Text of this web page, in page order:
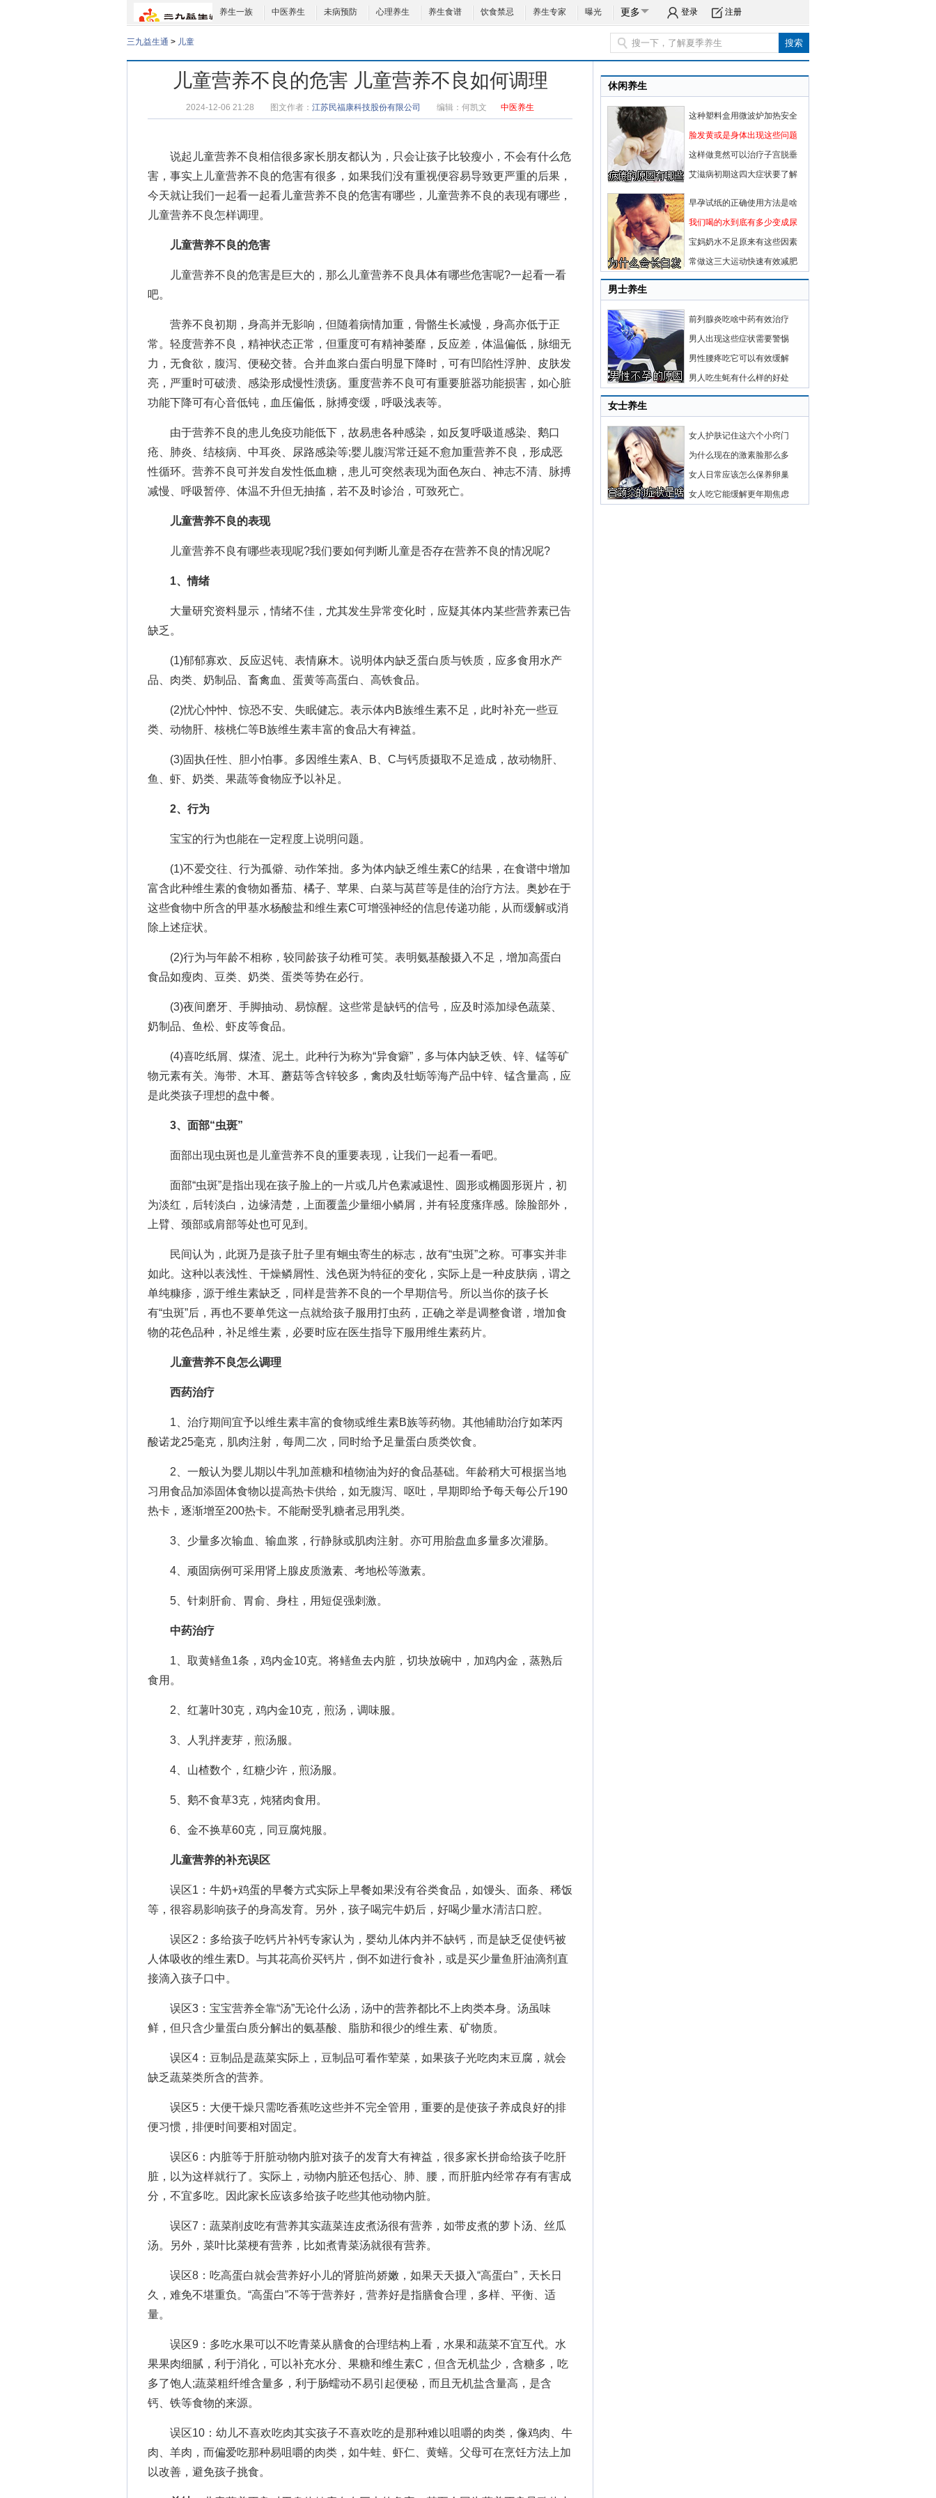
养生一族 中医养生 未病预防 心理养生 养生食谱 饮食禁忌 养生专家 曝光 更多 登录 注册
三九益生通 > 儿童
儿童营养不良的危害 儿童营养不良如何调理
2024-12-06 21:28 图文作者： 江苏民福康科技股份有限公司 编辑： 何凯文 中医养生
说起儿童营养不良相信很多家长朋友都认为，只会让孩子比较瘦小，不会有什么危
害，事实上 儿童营养不良的危害有很多，如果我们没有重视便容易导致更严重的后果，
今天就让我们一起看一起看儿童营养不良的危害有哪些，
儿童营养不良的表现有哪些，
儿童营养不良怎样调理。
儿童营养不良的危害
儿童营养不良的危害是巨大的，那么儿童营养不良具体有哪些危害呢?一起看一看
吧。
营养不良初期，身高并无影响，但随着病情加重，骨骼生长减慢，身高亦低于正
常。轻度营养不良，精神状态正常，但重度可有精神萎靡，反应差，体温偏低，脉细无
力，无食欲，腹泻、便秘交替。合并血浆白蛋白明显下降时，可有凹陷性浮肿、皮肤发
亮，严重时可破溃、感染形成慢性溃疡。重度营养不良可有重要脏器功能损害，如心脏
功能下降可有心音低钝，血压偏低，脉搏变缓，呼吸浅表等。
由于营养不良的患儿免疫功能低下，故易患各种感染，如反复呼吸道感染、鹅口
疮、肺炎、结核病、中耳炎、尿路感染等;婴儿腹泻常迁延不愈加重营养不良，形成恶
性循环。营养不良可并发自发性低血糖，患儿可突然表现为面色灰白、神志不清、脉搏
减慢、呼吸暂停、体温不升但无抽搐，若不及时诊治，可致死亡。
儿童营养不良的表现
儿童营养不良有哪些表现呢?我们要如何判断儿童是否存在营养不良的情况呢?
1、情绪
大量研究资料显示，情绪不佳，尤其发生异常变化时，应疑其体内某些营养素已告
缺乏。
(1)郁郁寡欢、反应迟钝、表情麻木。说明体内缺乏蛋白质与铁质，应多食用水产
品、肉类、奶制品、畜禽血、蛋黄等高蛋白、高铁食品。
(2)忧心忡忡、惊恐不安、失眠健忘。表示体内B族维生素不足，此时补充一些豆
类、动物肝、核桃仁等B族维生素丰富的食品大有裨益。
(3)固执任性、胆小怕事。多因维生素A、B、C与钙质摄取不足造成，故动物肝、
鱼、虾、奶类、果蔬等食物应予以补足。
2、行为
宝宝的行为也能在一定程度上说明问题。
(1)不爱交往、行为孤僻、动作笨拙。多为体内缺乏维生素C的结果，在食谱中增加
富含此种维生素的食物如番茄、橘子、苹果、白菜与莴苣等是佳的治疗方法。奥妙在于
这些食物中所含的甲基水杨酸盐和维生素C可增强神经的信息传递功能，从而缓解或消
除上述症状。
(2)行为与年龄不相称，较同龄孩子幼稚可笑。表明氨基酸摄入不足，增加高蛋白
食品如瘦肉、豆类、奶类、蛋类等势在必行。
(3)夜间磨牙、手脚抽动、易惊醒。这些常是缺钙的信号，应及时添加绿色蔬菜、
奶制品、鱼松、虾皮等食品。
(4)喜吃纸屑、煤渣、泥土。此种行为称为“异食癖”，多与体内缺乏铁、锌、锰等矿
物元素有关。海带、木耳、蘑菇等含锌较多，禽肉及牡蛎等海产品中锌、锰含量高，应
是此类孩子理想的盘中餐。
3、面部“虫斑”
面部出现虫斑也是儿童营养不良的重要表现，让我们一起看一看吧。
面部“虫斑”是指出现在孩子脸上的一片或几片色素减退性、圆形或椭圆形斑片，初
为淡红，后转淡白，边缘清楚，上面覆盖少量细小鳞屑，并有轻度瘙痒感。除脸部外，
上臂、颈部或肩部等处也可见到。
民间认为，此斑乃是孩子肚子里有蛔虫寄生的标志，故有“虫斑”之称。可事实并非
如此。这种以表浅性、干燥鳞屑性、浅色斑为特征的变化，实际上是一种皮肤病，谓之
单纯糠疹，源于维生素缺乏，同样是营养不良的一个早期信号。所以当你的孩子长
有“虫斑”后，再也不要单凭这一点就给孩子服用打虫药，正确之举是调整食谱，增加食
物的花色品种，补足维生素，必要时应在医生指导下服用维生素药片。
儿童营养不良怎么调理
西药治疗
1、治疗期间宜予以维生素丰富的食物或维生素B族等药物。其他辅助治疗如苯丙
酸诺龙25毫克，肌肉注射，每周二次，同时给予足量蛋白质类饮食。
2、一般认为婴儿期以牛乳加蔗糖和植物油为好的食品基础。年龄稍大可根据当地
习用食品加添固体食物以提高热卡供给，如无腹泻、呕吐，早期即给予每天每公斤190
热卡，逐渐增至200热卡。不能耐受乳糖者忌用乳类。
3、少量多次输血、输血浆，行静脉或肌肉注射。亦可用胎盘血多量多次灌肠。
4、顽固病例可采用肾上腺皮质激素、考地松等激素。
5、针刺肝俞、胃俞、身柱，用短促强刺激。
中药治疗
1、取黄鳝鱼1条，鸡内金10克。将鳝鱼去内脏，切块放碗中，加鸡内金，蒸熟后
食用。
2、红薯叶30克，鸡内金10克，煎汤，调味服。
3、人乳拌麦芽，煎汤服。
4、山楂数个，红糖少许，煎汤服。
5、鹅不食草3克，炖猪肉食用。
6、金不换草60克，同豆腐炖服。
儿童营养的补充误区
误区1：牛奶+鸡蛋的早餐方式实际上早餐如果没有谷类食品，如馒头、面条、稀饭
等，很容易影响孩子的身高发育。另外，孩子喝完牛奶后，好喝少量水清洁口腔。
误区2：多给孩子吃钙片补钙专家认为，婴幼儿体内并不缺钙，而是缺乏促使钙被
人体吸收的维生素D。与其花高价买钙片，倒不如进行食补，或是买少量鱼肝油滴剂直
接滴入孩子口中。
误区3：宝宝营养全靠“汤”无论什么汤，汤中的营养都比不上肉类本身。汤虽味
鲜，但只含少量蛋白质分解出的氨基酸、脂肪和很少的维生素、矿物质。
误区4：豆制品是蔬菜实际上，豆制品可看作荤菜，如果孩子光吃肉末豆腐，就会
缺乏蔬菜类所含的营养。
误区5：大便干燥只需吃香蕉吃这些并不完全管用，重要的是使孩子养成良好的排
便习惯，排便时间要相对固定。
误区6：内脏等于肝脏动物内脏对孩子的发育大有裨益，很多家长拼命给孩子吃肝
脏，以为这样就行了。实际上，动物内脏还包括心、肺、腰，而肝脏内经常存有有害成
分，不宜多吃。因此家长应该多给孩子吃些其他动物内脏。
误区7：蔬菜削皮吃有营养其实蔬菜连皮煮汤很有营养，如带皮煮的萝卜汤、丝瓜
汤。另外，菜叶比菜梗有营养，比如煮青菜汤就很有营养。
误区8：吃高蛋白就会营养好小儿的肾脏尚娇嫩，如果天天摄入“高蛋白”，天长日
久，难免不堪重负。“高蛋白”不等于营养好，营养好是指膳食合理，多样、平衡、适
量。
误区9：多吃水果可以不吃青菜从膳食的合理结构上看，水果和蔬菜不宜互代。水
果果肉细腻，利于消化，可以补充水分、果糖和维生素C，但含无机盐少，含糖多，吃
多了饱人;蔬菜粗纤维含量多，利于肠蠕动不易引起便秘，而且无机盐含量高，是含
钙、铁等食物的来源。
误区10：幼儿不喜欢吃肉其实孩子不喜欢吃的是那种难以咀嚼的肉类，像鸡肉、牛
肉、羊肉，而偏爱吃那种易咀嚼的肉类，如牛蛙、虾仁、黄蟮。父母可在烹饪方法上加
以改善，避免孩子挑食。
休闲养生
这种塑料盒用微波炉加热安全
脸发黄或是身体出现这些问题
这样做竟然可以治疗子宫脱垂
艾滋病初期这四大症状要了解
早孕试纸的正确使用方法是啥
我们喝的水到底有多少变成尿
宝妈奶水不足原来有这些因素
常做这三大运动快速有效减肥
男士养生
前列腺炎吃啥中药有效治疗
男人出现这些症状需要警惕
男性腰疼吃它可以有效缓解
男人吃生蚝有什么样的好处
女士养生
女人护肤记住这六个小窍门
为什么现在的激素脸那么多
女人日常应该怎么保养卵巢
女人吃它能缓解更年期焦虑